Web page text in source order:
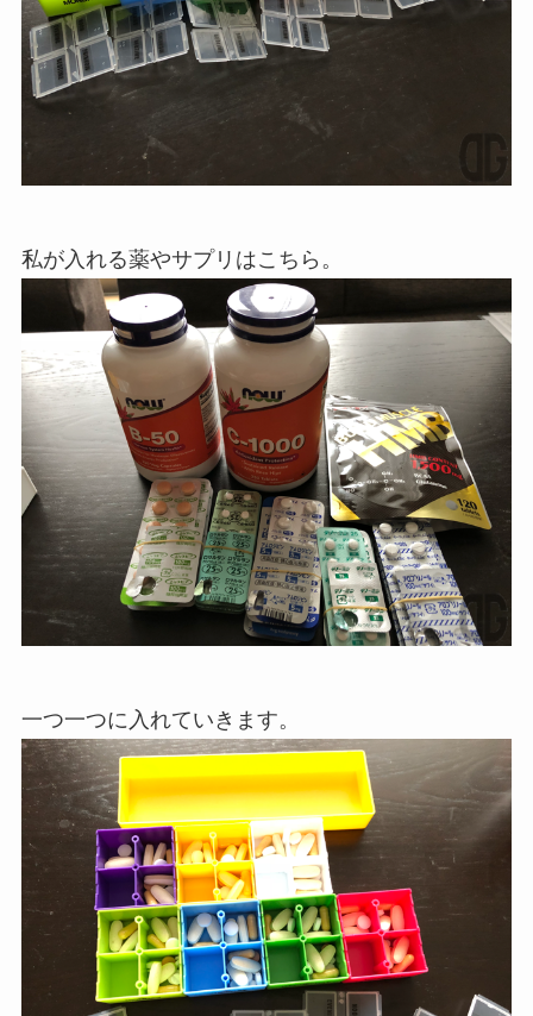
私が入れる薬やサプリはこちら。
一つ一つに入れていきます。